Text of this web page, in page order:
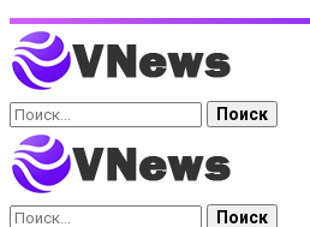
Найти:
Найти: